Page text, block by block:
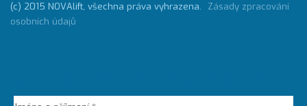
(c) 2015 NOVAlift, všechna práva vyhrazena.
Zásady zpracování
osobních údajů